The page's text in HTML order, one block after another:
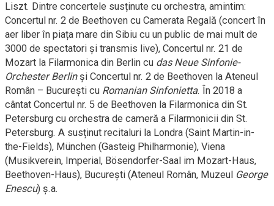
Liszt. Dintre concertele susținute cu orchestra, amintim:
Concertul nr. 2 de Beethoven cu Camerata Regală (concert în
aer liber în piața mare din Sibiu cu un public de mai mult de
3000 de spectatori și transmis live), Concertul nr. 21 de
Mozart la Filarmonica din Berlin cu das Neue Sinfonie-
Orchester Berlinși Concertul nr. 2 de Beethoven la Ateneul
Român – București cu Romanian Sinfonietta. În 2018 a
cântat Concertul nr. 5 de Beethoven la Filarmonica din St.
Petersburg cu orchestra de cameră a Filarmonicii din St.
Petersburg. A susținut recitaluri la Londra (Saint Martin-in-
the-Fields), München (Gasteig Philharmonie), Viena
(Musikverein, Imperial, Bösendorfer-Saal im Mozart-Haus,
Beethoven-Haus), București (Ateneul Român, Muzeul George
Enescu) ș.a.